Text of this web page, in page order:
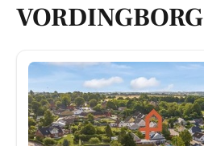
VORDINGBORG